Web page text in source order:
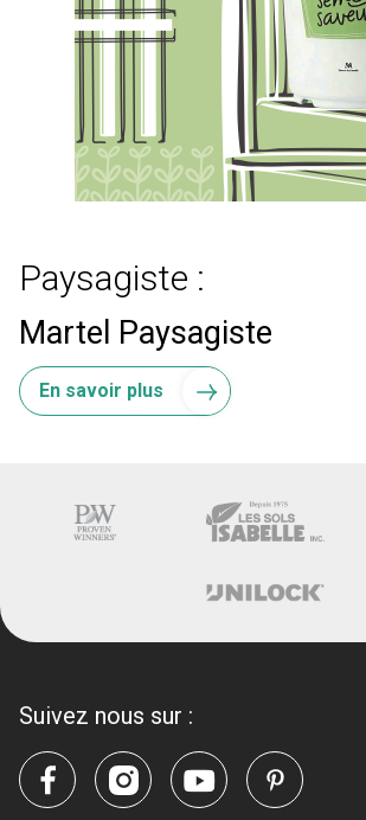
Paysagiste :
Martel Paysagiste
En savoir plus
Suivez nous sur :